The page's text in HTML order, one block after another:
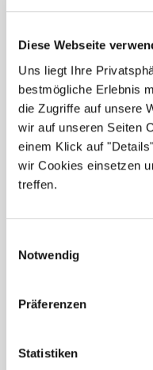
Diese Webseite
Uns liegt Ihre
bestmögliche Erlebnis
die Zugriffe auf unsere
wir auf unseren Seiten
einem Klick auf
wir Cookies einsetzen
treffen.
Notwendig
Präferenzen
Statistiken
🌟 PREMIUM-
Angestellter Facharzt
Teilzeit ab sofort in
Facharzt
Urlaub für
🌟 PREMIUM-